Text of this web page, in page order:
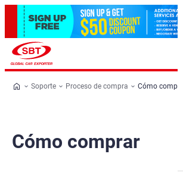
Soporte Proceso de compra Cómo comprar
Cómo comprar